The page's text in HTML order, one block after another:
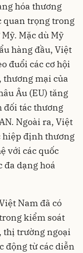
hóa thương
quan trọng trong
Mặc dù Mỹ
hàng đầu, Việt
đuổi các cơ hội
mại của
Âu (EU) tăng
đối tác thương
Ngoài ra, Việt
hiệp định thương
với các quốc
đa dạng hoá
Nam đã có
kiểm soát
thị trường ngoại
động từ các diễn